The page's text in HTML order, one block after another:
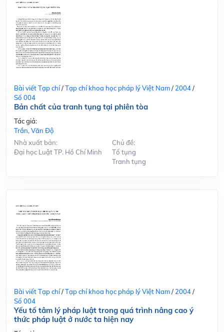
Bài viết Tạp chí/Tạp chí khoa học pháp lý Việt Nam/ 2004/
Số 004
Bản chất của tranh tụng tại phiên tòa
Tác giả:
Trần, Văn Độ
Nhà xuất bản:
Đại học Luật TP. Hồ Chí Minh
Chủ đề:
Tố tụng
Tranh tụng
Bài viết Tạp chí/Tạp chí khoa học pháp lý Việt Nam/ 2004/
Số 004
Yếu tố tâm lý pháp luật trong quá trình nâng cao ý
thức pháp luật ở nước ta hiện nay